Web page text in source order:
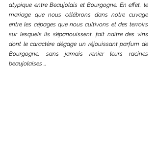
atypique entre Beaujolais et Bourgogne. En effet, le
mariage que nous célébrons dans notre cuvage
entre les cépages que nous cultivons et des terroirs
sur lesquels ils s’épanouissent, fait naître des vins
dont le caractère dégage un réjouissant parfum de
Bourgogne, sans jamais renier leurs racines
beaujolaises …